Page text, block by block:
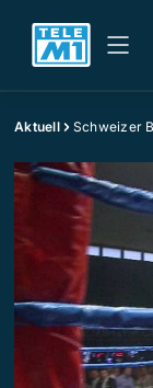
Aktuell Schweizer